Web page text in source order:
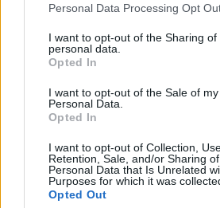
Personal Data Processing Opt
I want to opt-out of the Sharing of
personal data.
Opted In
I want to opt-out of the Sale of my
Personal Data.
Opted In
I want to opt-out of Collection,
Retention, Sale, and/or Sharing
Personal Data that Is Unrelated
Purposes for which it was
Opted Out
Pour prolonger le plaisir
Vous aimez chanter, apprenez la
Télécharger légalement les MP3
Trouver des vinyles et des CD sur
meilleur prix sur